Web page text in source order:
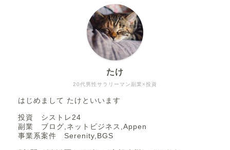
20代男性サラリーマン副業×投資
たけ
はじめまして たけといいます
投資 シストレ24
副業 ブログ,ネットビジネス,Appen
事業系案件 Serenity,BGS